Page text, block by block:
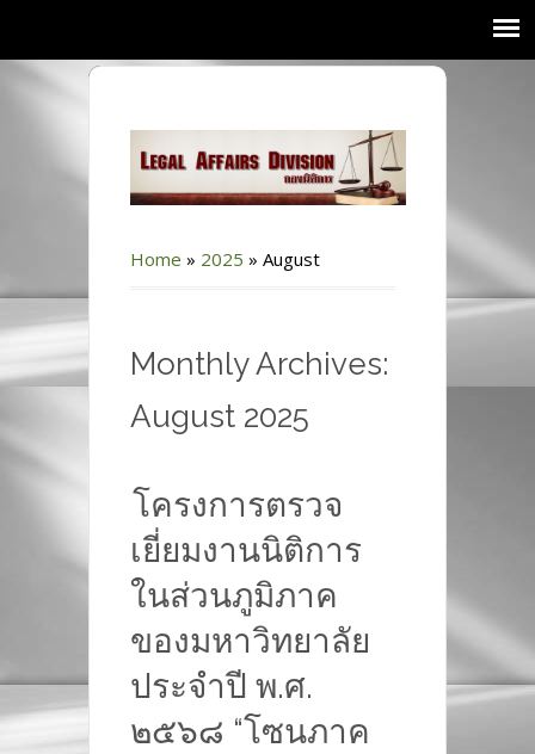
Home » 2025 » August
Monthly Archives:
August 2025
โครงการตรวจ
เยี่ยมงานนิติการ
ในส่วนภูมิภาค
ของมหาวิทยาลัย
ประจำปี พ.ศ.
๒๕๖๘ “โซนภาค